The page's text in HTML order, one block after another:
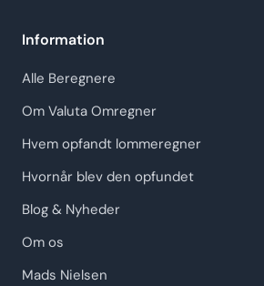
Information
Alle Beregnere
Om Valuta Omregner
Hvem opfandt lommeregner
Hvornår blev den opfundet
Blog & Nyheder
Om os
Mads Nielsen